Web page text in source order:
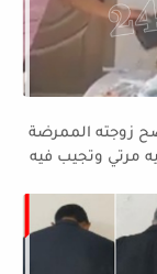
زوجته الممرضة
مرتي وتجيب فيه